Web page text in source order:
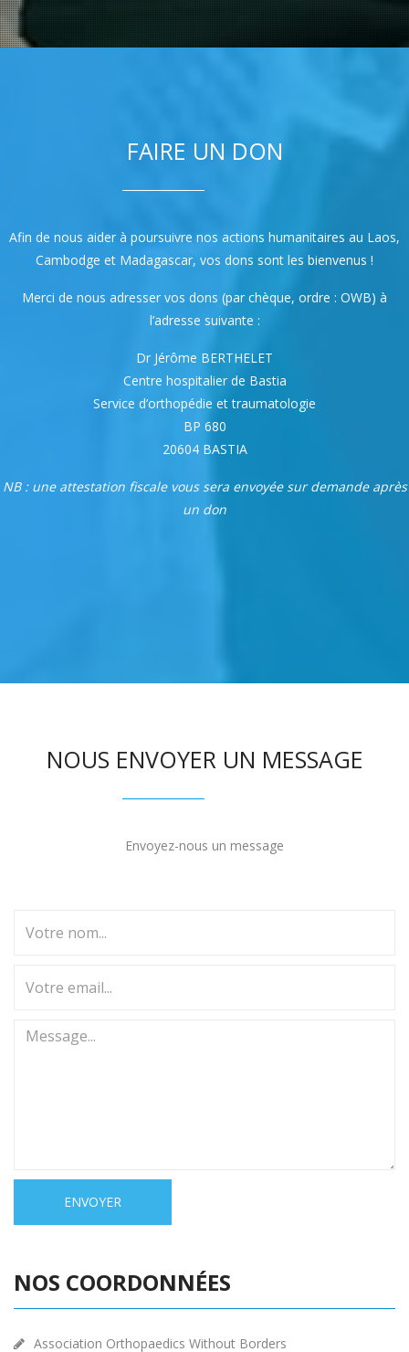
FAIRE UN DON
Afin de nous aider à poursuivre nos actions humanitaires au Laos,
Cambodge et Madagascar, vos dons sont les bienvenus !
Merci de nous adresser vos dons (par chèque, ordre : OWB) à
l’adresse suivante :
Dr Jérôme BERTHELET
Centre hospitalier de Bastia
Service d’orthopédie et traumatologie
BP 680
20604 BASTIA
NB : une attestation fiscale vous sera envoyée sur demande après
un don
NOUS ENVOYER UN MESSAGE
Envoyez-nous un message
ENVOYER
NOS COORDONNÉES
Association Orthopaedics Without Borders